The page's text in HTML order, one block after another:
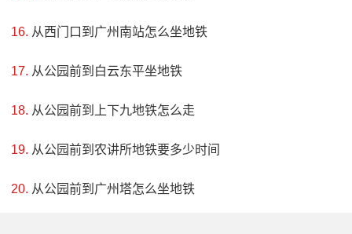
特而宏伟的生态休闲景区。它将宗教文化、自然景观、体育
健身及生态休闲紧密结合，打造出24处不同的景观，其中有
等，还有大片的草坪和私密的湖泊，提供了一个完美的生态
从西门口到广州南站怎么坐地铁
从公园前到白云东平坐地铁
从公园前到上下九地铁怎么走
从公园前到农讲所地铁要多少时间
从公园前到广州塔怎么坐地铁